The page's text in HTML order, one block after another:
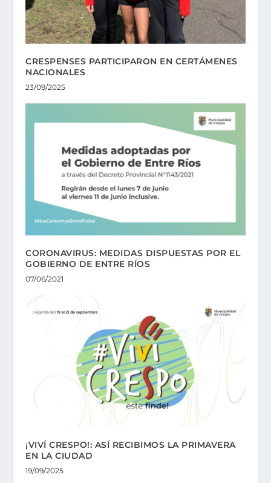
CRESPENSES PARTICIPARON EN CERTÁMENES
NACIONALES
23/09/2025
CORONAVIRUS: MEDIDAS DISPUESTAS POR EL
GOBIERNO DE ENTRE RÍOS
07/06/2021
¡VIVÍ CRESPO!: ASÍ RECIBIMOS LA PRIMAVERA
EN LA CIUDAD
19/09/2025